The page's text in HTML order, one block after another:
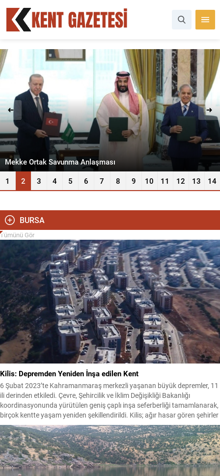
Mekke Ortak Savunma Anlaşması
1
2 3 4 5 6 7 8 9 10 11 12 13 14
BURSA
Tümünü Gör
Kilis: Depremden Yeniden İnşa edilen Kent
6 Şubat 2023’te Kahramanmaraş merkezli yaşanan büyük depremler, 11
ili derinden etkiledi. Çevre, Şehircilik ve İklim Değişikliği Bakanlığı
koordinasyonunda yürütülen geniş çaplı inşa seferberliği tamamlanarak,
birçok kentte yaşam yeniden şekillendirildi. Kilis; ağır hasar gören şehirler
arasında yer alıyor ve yeniden inşa çalışmalarıyla büyük ölçüde ayağa
kaldırıldı. Bakanlık tarafından paylaşılan görüntüler,...